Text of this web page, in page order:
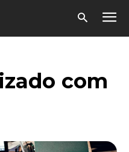
com